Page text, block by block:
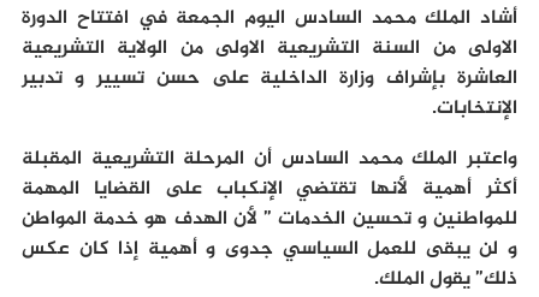
أشاد الملك محمد السادس اليوم الجمعة في افتتاح الدورة
الاولى من السنة التشريعية الاولى من الولاية التشريعية
العاشرة بإشراف وزارة الداخلية على حسن تسيير و تدبير
الإنتخابات.
واعتبر الملك محمد السادس أن المرحلة التشريعية المقبلة
أكثر أهمية لأنها تقتضي الإنكباب على القضايا المهمة
للمواطنين و تحسين الخدمات ” لأن الهدف هو خدمة المواطن
و لن يبقى للعمل السياسي جدوى و أهمية إذا كان عكس
ذلك” يقول الملك.